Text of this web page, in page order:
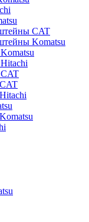
CAT
Komatsu